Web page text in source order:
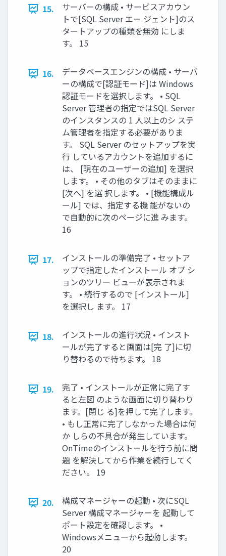
15.
サーバーの構成 • サービスアカウン
トで[SQL Server エー ジェント]のス
タートアップの種類を無効 にしま
す。 15
16.
データベースエンジンの構成 • サーバ
ーの構成で[認証モード]は Windows
認証モードを選択します。 • SQL
Server 管理者の指定ではSQL Server
のインスタンスの 1 人以上のシ ステ
ム管理者を指定する必要がありま
す。 SQL Server のセットアップを実
行 しているアカウントを追加するに
は、 [現在のユーザーの追加] を選択
します。 • その他のタブはそのままに
[次へ] を選 択します。 • [機能構成ル
ール] では、指定する機 能がないの
で自動的に次のページに進 みます。
16
17.
インストールの準備完了 • セットア
ップで指定したインストール オプ シ
ョンのツリー ビューが表示されま
す。 • 続行するので [インストール]
を選択し ます。 17
18.
インストールの進行状況 • インスト
ールが完了すると画面は[完 了]に切
り替わるので待ちます。 18
19.
完了 • インストールが正常に完了す
ると左図 のような画面に切り替わり
ます。[閉じ る]を押して完了します。
• もし正常に完了しなかった場合は何
か しらの不具合が発生しています。
OnTimeのインストールを行う前に問
題 を解決してから作業を続行してく
ださい。 19
20.
構成マネージャーの起動 • 次にSQL
Server 構成マネージャーを 起動して
ポート設定を確認します。 •
Windowsメニューから起動します。
20